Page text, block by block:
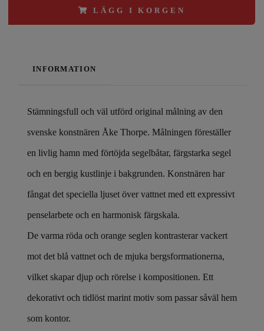
LÄGG I KORGEN
INFORMATION
Stämningsfull och väl utförd original målning av den
svenske konstnären Åke Thorpe. Målningen föreställer
en livlig hamn med förtöjda segelbåtar, färgstarka segel
och en bergig kustlinje i bakgrunden. Konstnären har
fångat det speciella ljuset över vattnet med ett expressivt
penselarbete och en harmonisk färgskala.
De varma röda och orange seglen kontrasterar vackert
mot det blå vattnet och de mjuka bergsformationerna,
vilket skapar djup och rörelse i kompositionen. Ett
dekorativt och tidlöst marint motiv som passar såväl hem
som kontor.